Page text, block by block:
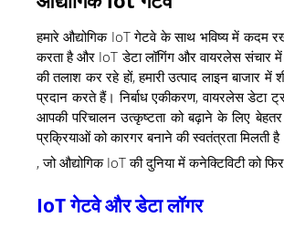
हमारे औद्योगिक IoT गेटवे के साथ भविष्य में कदम
करता है और IoT डेटा लॉगिंग और वायरलेस संचार
की तलाश कर रहे हों, हमारी उत्पाद लाइन बाजार
प्रदान करते हैं। निर्बाध एकीकरण, वायरलेस डेटा
आपकी परिचालन उत्कृष्टता को बढ़ाने के लिए
प्रक्रियाओं को कारगर बनाने की स्वतंत्रता मिलती
, जो औद्योगिक IoT की दुनिया में कनेक्टिविटी को
IoT गेटवे और डेटा लॉगर